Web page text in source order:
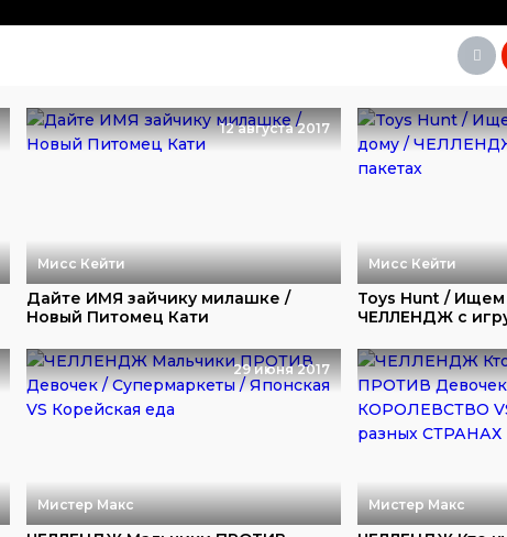
12 августа 2017
Мисс Кейти
Дайте ИМЯ зайчику милашке /
Новый Питомец Кати
Мисс Кейти
Toys Hunt /
ЧЕЛЛЕНДЖ с
29 июня 2017
Мистер Макс Мистер Макс